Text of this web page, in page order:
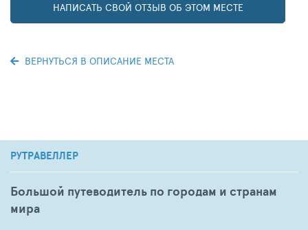
НАПИСАТЬ СВОЙ ОТЗЫВ ОБ ЭТОМ МЕСТЕ
ВЕРНУТЬСЯ В ОПИСАНИЕ МЕСТА
РУТРАВЕЛЛЕР
Большой путеводитель по городам и странам
мира